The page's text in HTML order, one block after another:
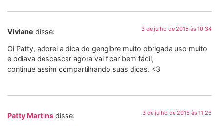
Viviane disse: 3 de julho de 2015 às 10:34
Oi Patty, adorei a dica do gengibre muito obrigada uso muito
e odiava descascar agora vai ficar bem fácil,
continue assim compartilhando suas dicas. <3
Patty Martins disse: 3 de julho de 2015 às 11:26